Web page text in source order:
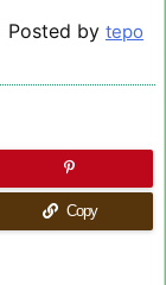
Posted by tepo
Copy